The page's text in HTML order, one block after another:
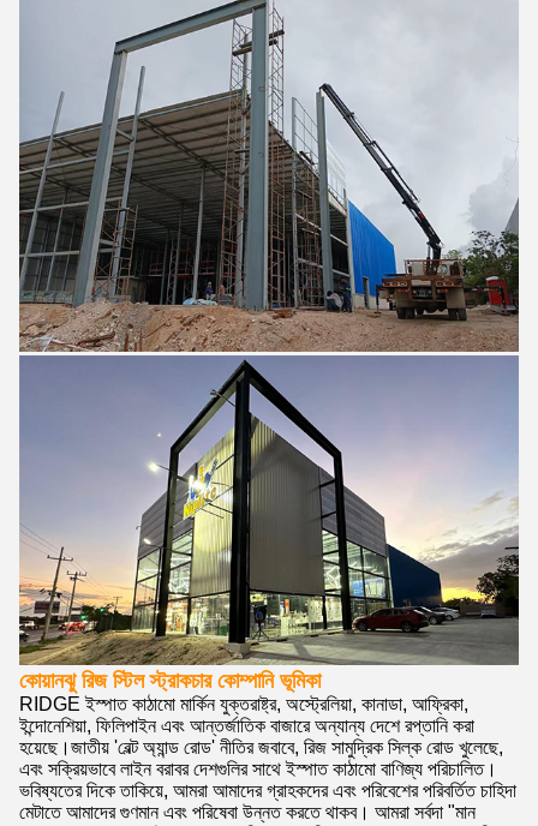
কোয়ানঝু রিজ স্টিল স্ট্রাকচার কোম্পানি ভূমিকা
RIDGE ইস্পাত কাঠামো মার্কিন যুক্তরাষ্ট্র, অস্ট্রেলিয়া, কানাডা, আফ্রিকা,
ইন্দোনেশিয়া, ফিলিপাইন এবং আন্তর্জাতিক বাজারে অন্যান্য দেশে রপ্তানি করা
হয়েছে।জাতীয় 'বেল্ট অ্যান্ড রোড' নীতির জবাবে, রিজ সামুদ্রিক সিল্ক রোড খুলেছে,
এবং সক্রিয়ভাবে লাইন বরাবর দেশগুলির সাথে ইস্পাত কাঠামো বাণিজ্য পরিচালিত।
ভবিষ্যতের দিকে তাকিয়ে, আমরা আমাদের গ্রাহকদের এবং পরিবেশের পরিবর্তিত চাহিদা
মেটাতে আমাদের গুণমান এবং পরিষেবা উন্নত করতে থাকব। আমরা সর্বদা "মান